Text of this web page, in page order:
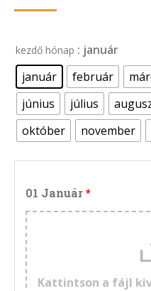
kezdő hónap : január
január
február
június
július
október
november
01 Január
Kattintson a fájl